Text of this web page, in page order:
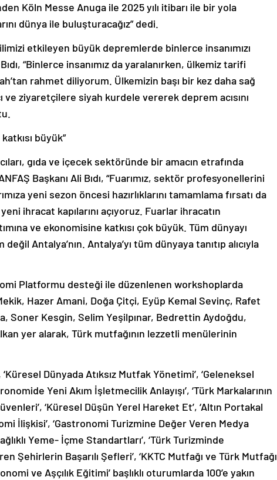
Köln Messe Anuga ile 2025 yılı itibarı ile bir yola
dünya ile buluşturacağız” dedi.
ilimizi etkileyen büyük depremlerde binlerce insanımızı
“Binlerce insanımız da yaralanırken, ülkemiz tarifi
rahmet diliyorum. Ülkemizin başı bir kez daha sağ
ve ziyaretçilere siyah kurdele vererek deprem acısını
büyük”
gıda ve içecek sektöründe bir amacın etrafında
Başkanı Ali Bıdı, “Fuarımız, sektör profesyonellerini
yeni sezon öncesi hazırlıklarını tamamlama fırsatı da
ihracat kapılarını açıyoruz. Fuarlar ihracatın
ve ekonomisine katkısı çok büyük. Tüm dünyayı
Antalya’nın. Antalya’yı tüm dünyaya tanıtıp alıcıyla
Platformu desteği ile düzenlenen workshoplarda
Hazer Amani, Doğa Çitçi, Eyüp Kemal Sevinç, Rafet
Soner Kesgin, Selim Yeşilpınar, Bedrettin Aydoğdu,
yer alarak, Türk mutfağının lezzetli menülerinin
Dünyada Atıksız Mutfak Yönetimi’, ‘Geleneksel
Yeni Akım İşletmecilik Anlayışı’, ‘Türk Markalarının
‘Küresel Düşün Yerel Hareket Et’, ‘Altın Portakal
İlişkisi’, ‘Gastronomi Turizmine Değer Veren Medya
Yeme- İçme Standartları’, ‘Türk Turizminde
Şehirlerin Başarılı Şefleri’, ‘KKTC Mutfağı ve Türk Mutfağı
ve Aşçılık Eğitimi’ başlıklı oturumlarda 100’e yakın